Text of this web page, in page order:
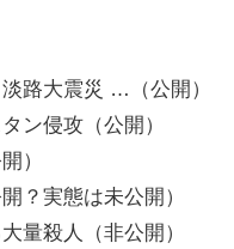
路大震災 …（公開）
ン侵攻（公開）
）
？実態は未公開）
量殺人（非公開）